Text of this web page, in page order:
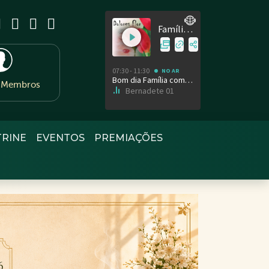
EVENTOS PREMIAÇÕES